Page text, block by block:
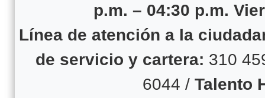
p.m. – 04:30 p.m.
Línea de atención a la
de servicio y cartera: 310
6044 / Talento